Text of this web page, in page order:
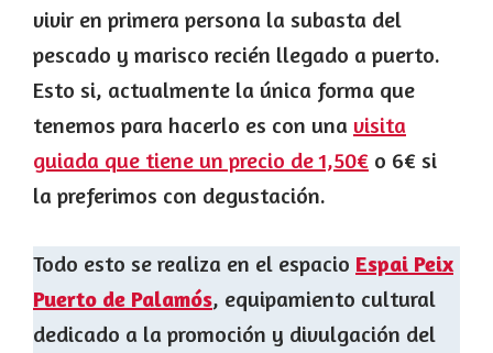
vivir en primera persona la subasta del
pescado y marisco recién llegado a puerto.
Esto si, actualmente la única forma que
tenemos para hacerlo es con una visita
guiada que tiene un precio de 1,50€ o 6€ si
la preferimos con degustación.
Todo esto se realiza en el espacio Espai Peix
Puerto de Palamós, equipamiento cultural
dedicado a la promoción y divulgación del